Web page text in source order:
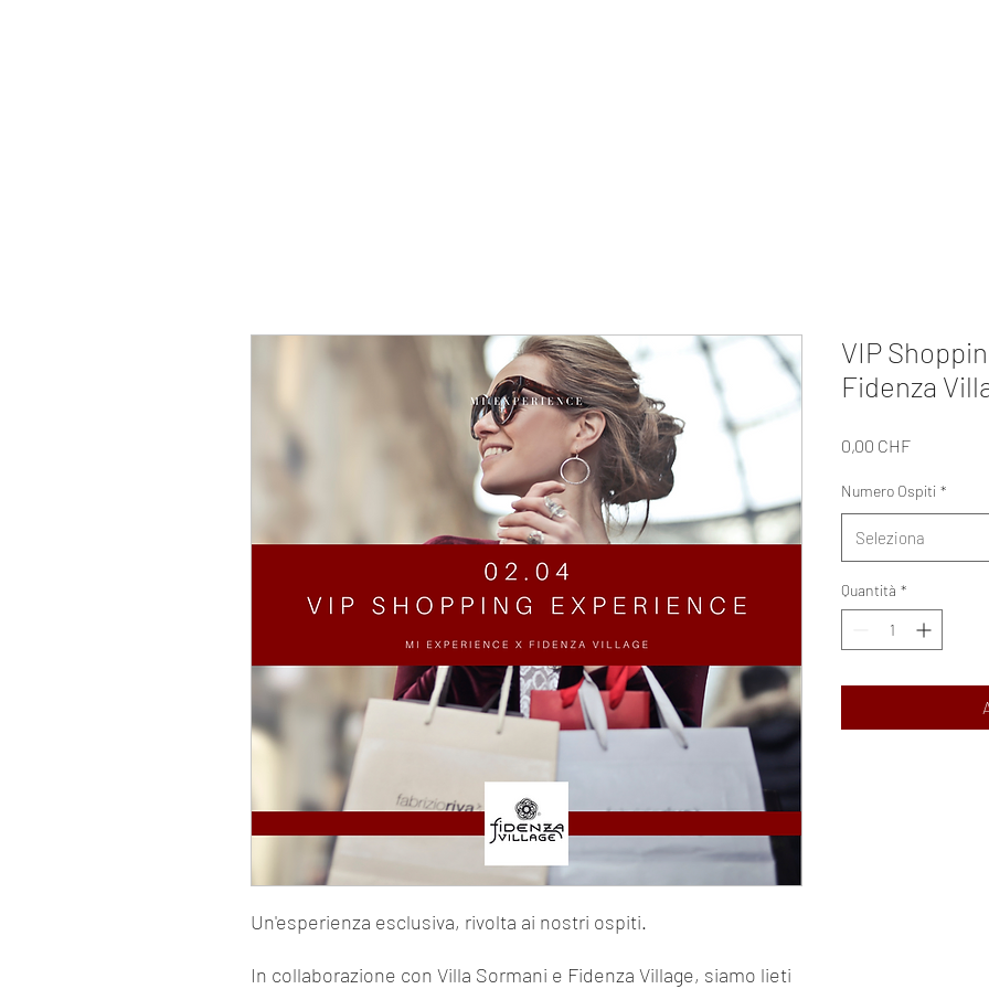
Un'esperienza esclusiva, rivolta ai nostri ospiti.
In collaborazione con Villa Sormani e Fidenza Village, siamo lieti
VIP
Fidenza
0,00 CHFPrezzo
Numero Ospiti *
Seleziona
Quantità *